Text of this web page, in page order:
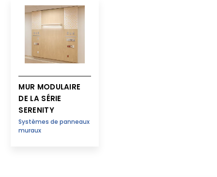
MUR MODULAIRE
DE LA SÉRIE
SERENITY
Systèmes de panneaux
muraux